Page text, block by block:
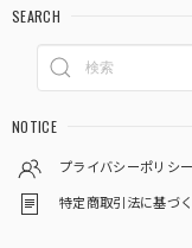
SEARCH
NOTICE
プライバシーポリシー
特定商取引法に基づ